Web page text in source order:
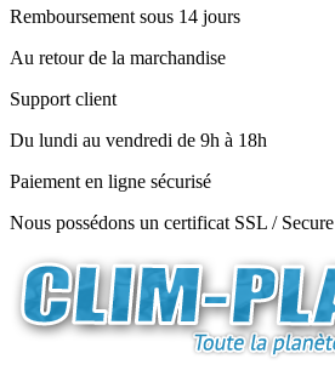
Remboursement sous 14 jours
Au retour de la marchandise
Support client
Du lundi au vendredi de 9h à 18h
Paiement en ligne sécurisé
Nous possédons un certificat SSL / Secure